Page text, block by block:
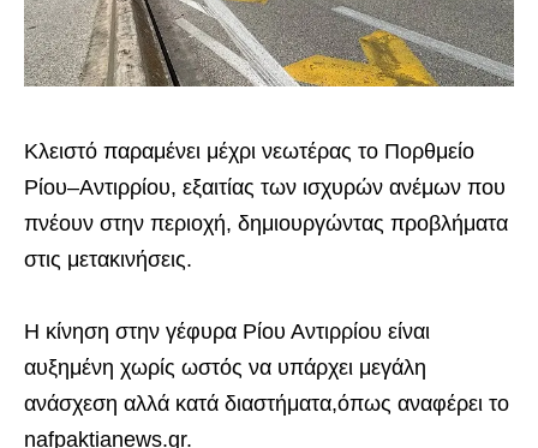
Κλειστό παραμένει μέχρι νεωτέρας το Πορθμείο
Ρίου–Αντιρρίου, εξαιτίας των ισχυρών ανέμων που
πνέουν στην περιοχή, δημιουργώντας προβλήματα
στις μετακινήσεις.
Η κίνηση στην γέφυρα Ρίου Αντιρρίου είναι
αυξημένη χωρίς ωστός να υπάρχει μεγάλη
ανάσχεση αλλά κατά διαστήματα,όπως αναφέρει το
nafpaktianews.gr.